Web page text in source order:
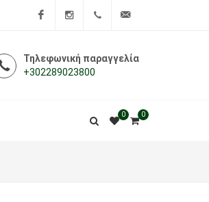
Τηλεφωνική παραγγελία
+302289023800
0
0